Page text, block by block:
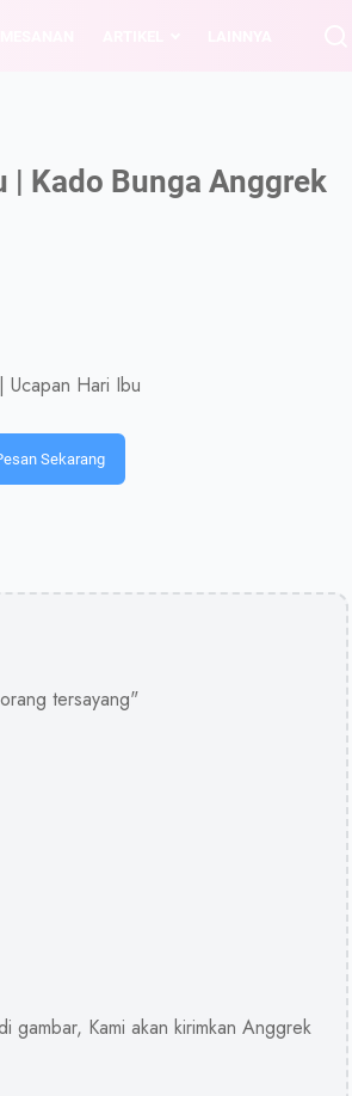
| Kado Bunga Anggrek
Ucapan Hari Ibu
Sekarang
tersayang"
gambar, Kami akan kirimkan Anggrek